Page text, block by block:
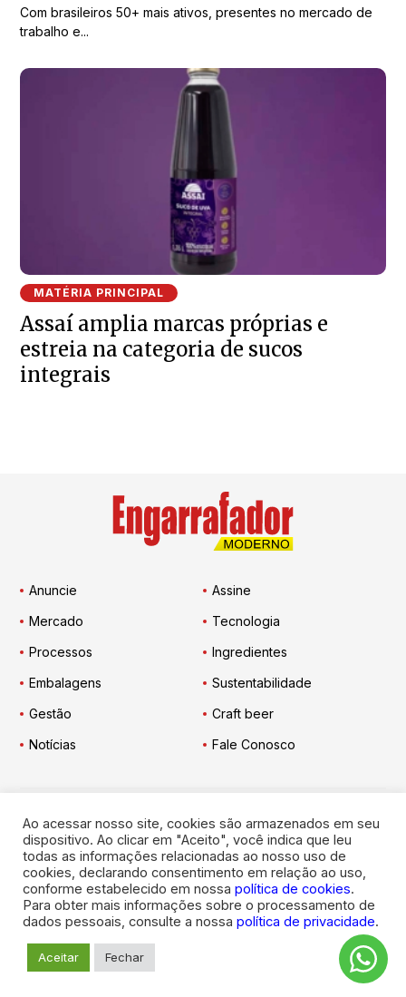
Com brasileiros 50+ mais ativos, presentes no mercado de
trabalho e...
MATÉRIA PRINCIPAL
Assaí amplia marcas próprias e
estreia na categoria de sucos
integrais
Anuncie
Assine
Mercado
Tecnologia
Processos
Ingredientes
Embalagens
Sustentabilidade
Gestão
Craft beer
Notícias
Fale Conosco
Engarrafador Moderno nas Redes:
. Todos os direitos reservados.
Ao acessar nosso site, cookies são armazenados em seu
dispositivo. Ao clicar em "Aceito", você indica que leu
todas as informações relacionadas ao nosso uso de
cookies, declarando consentimento em relação ao uso,
conforme estabelecido em nossa política de cookies.
Para obter mais informações sobre o processamento de
dados pessoais, consulte a nossa política de privacidade.
Aceitar Fechar